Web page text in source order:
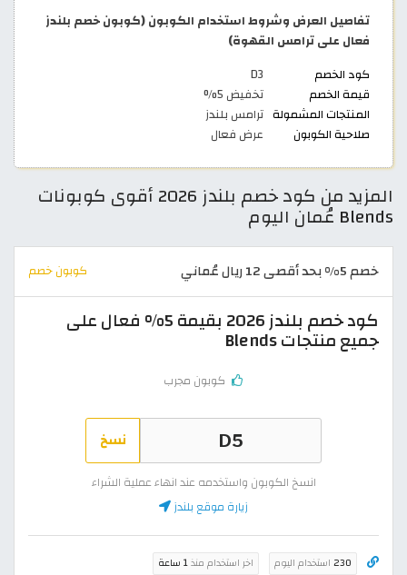
تفاصيل العرض وشروط استخدام الكوبون (كوبون خصم بلندز
فعال على ترامس القهوة)
كود الخصم
D3
قيمة الخصم
تخفيض 5%
المنتجات المشمولة ترامس بلندز
صلاحية الكوبون
عرض فعال
المزيد من كود خصم بلندز 2026 أقوى كوبونات
Blends عُمان اليوم
خصم 5% بحد أقصى 12 ريال عُماني كوبون خصم
كود خصم بلندز 2026 بقيمة 5% فعال على
جميع منتجات Blends
كوبون مجرب
نسخ
انسخ الكوبون واستخدمه عند انهاء عملية الشراء
زيارة موقع بلندز
230 استخدام اليوم اخر استخدام منذ1 ساعة